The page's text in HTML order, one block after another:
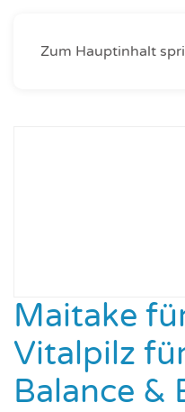
Zum Hauptinhalt
Maitake
Vitalpilz
Balance &